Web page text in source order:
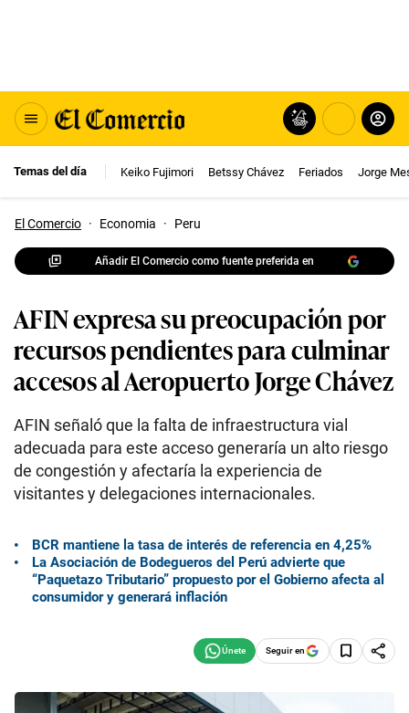
Temas del día Keiko Fujimori Betssy Chávez Feriados Jorge
El Comercio · Economia · Peru
Añadir El Comercio como fuente preferida en
AFIN expresa su preocupación por
recursos pendientes para culminar
accesos al Aeropuerto Jorge Chávez
AFIN señaló que la falta de infraestructura vial
adecuada para este acceso generaría un alto riesgo
de congestión y afectaría la experiencia de
visitantes y delegaciones internacionales.
BCR mantiene la tasa de interés de referencia en 4,25%
La Asociación de Bodegueros del Perú advierte que
“Paquetazo Tributario” propuesto por el Gobierno afecta al
consumidor y generará inflación
Seguir en